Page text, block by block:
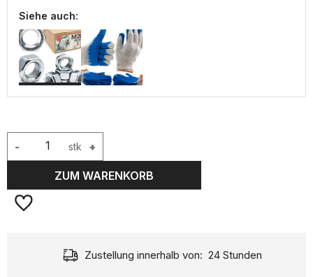
Siehe auch:
stk +
-
ZUM WARENKORB
Zustellung innerhalb von: 24 Stunden